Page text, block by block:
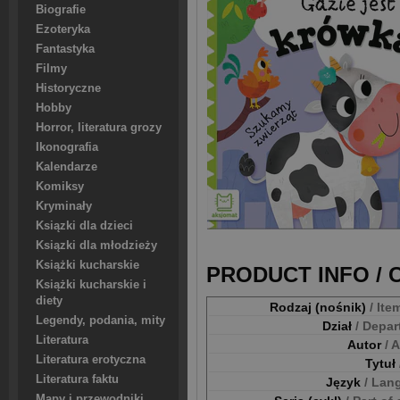
Biografie
Ezoteryka
Fantastyka
Filmy
Historyczne
Hobby
Horror, literatura grozy
Ikonografia
Kalendarze
Komiksy
Kryminały
Ksiązki dla dzieci
Ksiązki dla młodzieży
Książki kucharskie
Książki kucharskie i
diety
Legendy, podania, mity
Literatura
Literatura erotyczna
Literatura faktu
PRODUCT INFO /
Rodzaj (nośnik) /
Dział /
Autor/
Tytuł
Język /